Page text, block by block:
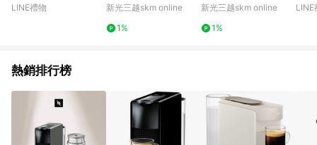
潔白 (贈咖啡組+膠囊
LINE禮物
新光三越skm online
1%
新光三越skm online
1%
雙層
LINE
熱銷排行榜